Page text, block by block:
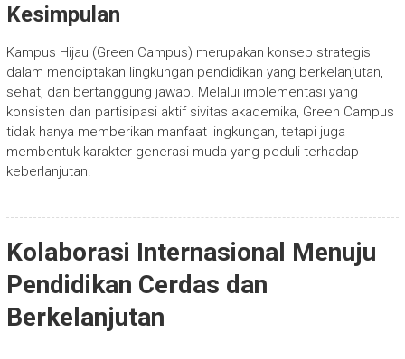
Kesimpulan
Kampus Hijau (Green Campus) merupakan konsep strategis
dalam menciptakan lingkungan pendidikan yang berkelanjutan,
sehat, dan bertanggung jawab. Melalui implementasi yang
konsisten dan partisipasi aktif sivitas akademika, Green Campus
tidak hanya memberikan manfaat lingkungan, tetapi juga
membentuk karakter generasi muda yang peduli terhadap
keberlanjutan.
Kolaborasi Internasional Menuju
Pendidikan Cerdas dan
Berkelanjutan